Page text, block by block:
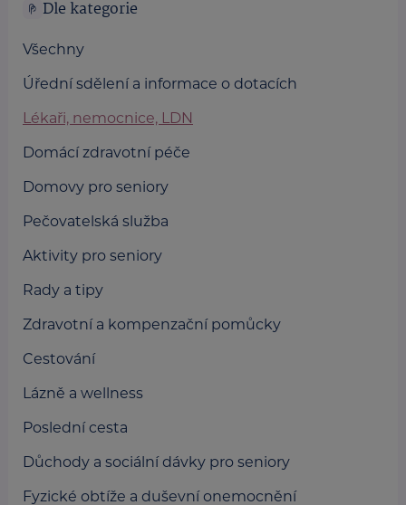
Dle kategorie
Všechny
Úřední sdělení a informace o dotacích
Lékaři, nemocnice, LDN
Domácí zdravotní péče
Domovy pro seniory
Pečovatelská služba
Aktivity pro seniory
Rady a tipy
Zdravotní a kompenzační pomůcky
Cestování
Lázně a wellness
Poslední cesta
Důchody a sociální dávky pro seniory
Fyzické obtíže a duševní onemocnění